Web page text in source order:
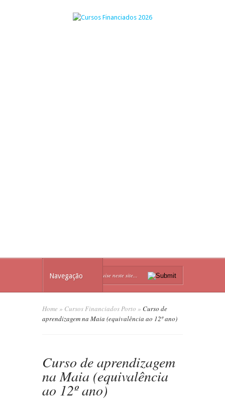
Navegação
Home » Cursos Financiados Porto » Curso de
aprendizagem na Maia (equivalência ao 12º ano)
Curso de aprendizagem
na Maia (equivalência
ao 12º ano)